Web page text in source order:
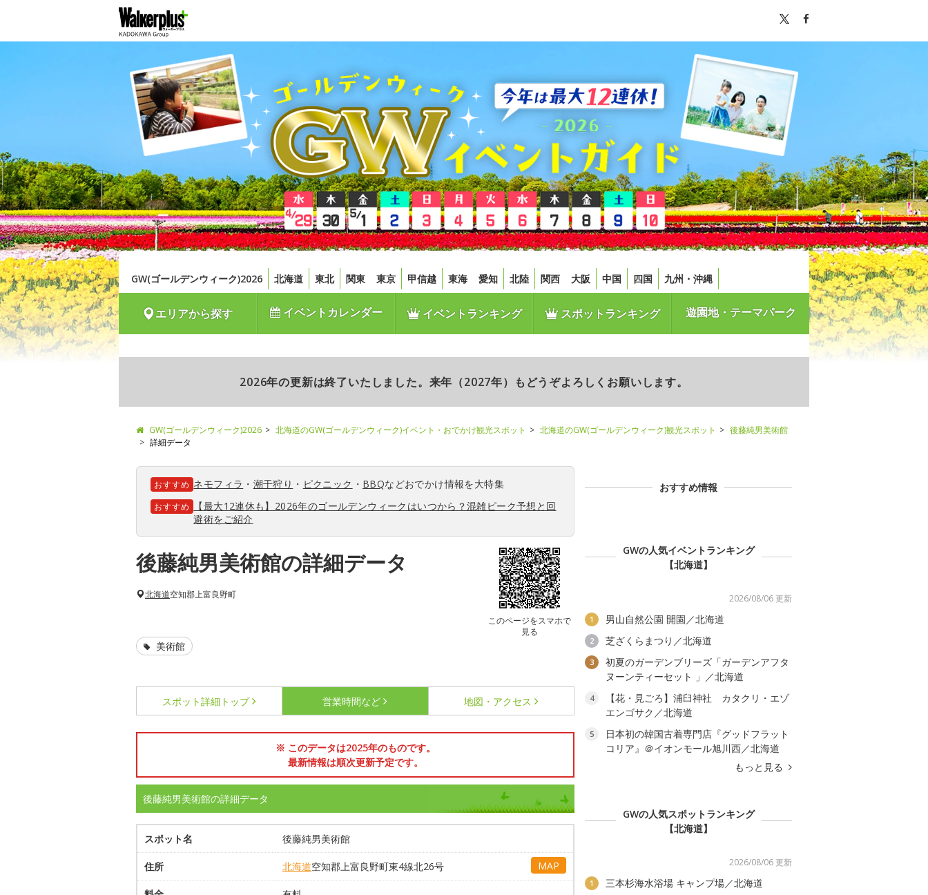
GW(ゴールデンウィーク)2026 北海道 東北 関東 東京 甲信越 東海 愛知 北陸 関西 大阪 中国 四国 九州・沖縄
エリアから探す イベントカレンダー イベントランキング スポットランキング 遊園地・テーマパーク
2026年の更新は終了いたしました。来年（2027年）もどうぞよろしくお願いします。
GW(ゴールデンウィーク)2026 北海道のGW(ゴールデンウィーク)イベント・おでかけ観光スポット 北海道のGW(ゴールデンウィーク)観光スポット
後藤純男美術館
詳細データ
おすすめ ネモフィラ ・ 潮干狩り ・ ピクニック ・ BBQなどおでかけ情報を大特集
おすすめ
【最大12連休も】2026年のゴールデンウィークはいつから？混雑ピーク予想と回
避術をご紹介
後藤純男美術館の詳細データ
このページをスマホで
見る
北海道空知郡上富良野町
美術館
スポット詳細 トップ 営業時間など 地図・アクセス
※ このデータは2025年のものです。
最新情報は順次更新予定です。
後藤純男美術館の詳細データ
スポット名 後藤純男美術館
住所 北海道空知郡上富良野町東4線北26号 MAP
おすすめ情報
GWの人気イベントランキング
【北海道】
2026/08/06 更新
1 男山自然公園 開園／北海道
2 芝ざくらまつり／北海道
3
初夏のガーデンブリーズ「ガーデンアフタ
ヌーンティーセット 」／北海道
4
【花・見ごろ】浦臼神社 カタクリ・エゾ
エンゴサク／北海道
5
日本初の韓国古着専門店『グッドフラット
コリア』＠イオンモール旭川西／北海道
もっと見る
GWの人気スポットランキング
【北海道】
2026/08/06 更新
1 三本杉海水浴場 キャンプ場／北海道